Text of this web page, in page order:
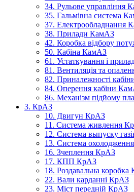
34. Рульове управління
35. Гальмівна система
37. Електрообладнання
38. Прилади КамАЗ
42. Коробка відбору
50. Кабіна КамАЗ
61. Устаткування і
81. Вентиляція та
82. Приналежності
84. Оперення кабіни
86. Механізм підйому
3. КрАЗ
10. Двигун КрАЗ
11. Система живлення
12. Система выпуску
13. Система
16. Зчеплення КрАЗ
17. КПП КрАЗ
18. Роздавальна
22. Вали карданні КрАЗ
23. Міст передній КрАЗ